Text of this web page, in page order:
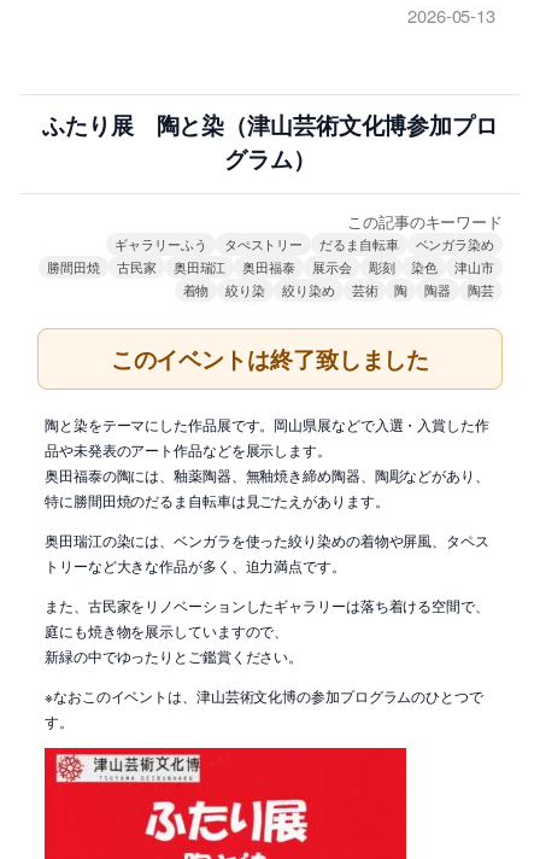
2026-05-13
ふたり展 陶と染（津山芸術文化博参加プロ
グラム）
この記事のキーワード
ギャラリーふう タぺストリー だるま自転車
ベンガラ染め
勝間田焼
古民家 奥田瑞江 奥田福泰 展示会 彫刻 染色
津山市
着物
絞り染 絞り染め 芸術 陶 陶器 陶芸
このイベントは終了致しました
陶と染をテーマにした作品展です。岡山県展などで入選・入賞した作
品や未発表のアート作品などを展示します。
奥田福泰の陶には、釉薬陶器、無釉焼き締め陶器、陶彫などがあり、
特に勝間田焼のだるま自転車は見ごたえがあります。
奥田瑞江の染には、ベンガラを使った絞り染めの着物や屏風、タペス
トリーなど大きな作品が多く、迫力満点です。
また、古民家をリノベーションしたギャラリーは落ち着ける空間で、
庭にも焼き物を展示していますので、
新緑の中でゆったりとご鑑賞ください。
※なおこのイベントは、津山芸術文化博の参加プログラムのひとつで
す。